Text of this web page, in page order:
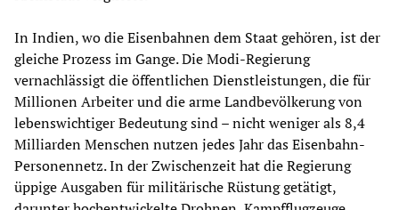
In Indien, wo die Eisenbahnen dem Staat gehören, ist der
gleiche Prozess im Gange. Die Modi-Regierung
vernachlässigt die öffentlichen Dienstleistungen, die für
Millionen Arbeiter und die arme Landbevölkerung von
lebenswichtiger Bedeutung sind – nicht weniger als 8,4
Milliarden Menschen nutzen jedes Jahr das Eisenbahn-
Personennetz. In der Zwischenzeit hat die Regierung
üppige Ausgaben für militärische Rüstung getätigt,